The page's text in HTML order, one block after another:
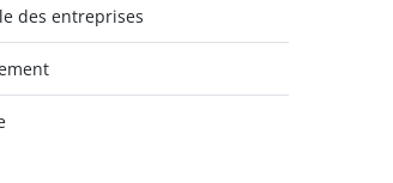
des entreprises